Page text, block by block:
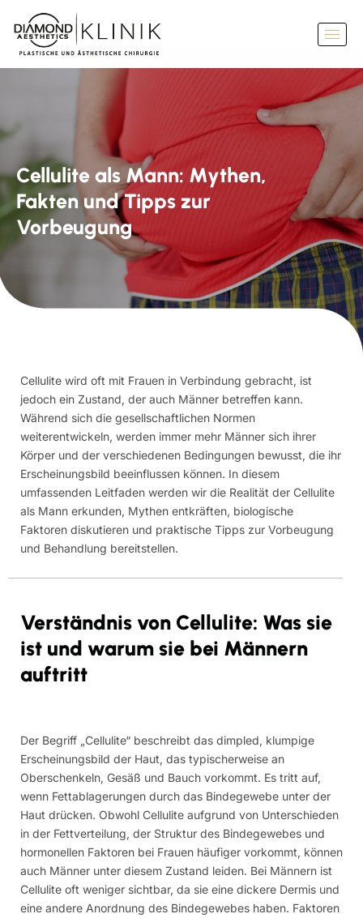
Cellulite als Mann: Mythen,
Fakten und Tipps zur
Vorbeugung
Cellulite wird oft mit Frauen in Verbindung gebracht, ist
jedoch ein Zustand, der auch Männer betreffen kann.
Während sich die gesellschaftlichen Normen
weiterentwickeln, werden immer mehr Männer sich ihrer
Körper und der verschiedenen Bedingungen bewusst, die ihr
Erscheinungsbild beeinflussen können. In diesem
umfassenden Leitfaden werden wir die Realität der Cellulite
als Mann erkunden, Mythen entkräften, biologische
Faktoren diskutieren und praktische Tipps zur Vorbeugung
und Behandlung bereitstellen.
Verständnis von Cellulite: Was sie
ist und warum sie bei Männern
auftritt
Der Begriff „Cellulite“ beschreibt das dimpled, klumpige
Erscheinungsbild der Haut, das typischerweise an
Oberschenkeln, Gesäß und Bauch vorkommt. Es tritt auf,
wenn Fettablagerungen durch das Bindegewebe unter der
Haut drücken. Obwohl Cellulite aufgrund von Unterschieden
in der Fettverteilung, der Struktur des Bindegewebes und
hormonellen Faktoren bei Frauen häufiger vorkommt, können
auch Männer unter diesem Zustand leiden. Bei Männern ist
Cellulite oft weniger sichtbar, da sie eine dickere Dermis und
eine andere Anordnung des Bindegewebes haben. Faktoren